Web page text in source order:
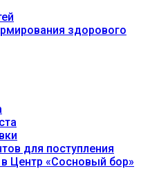
здорового
для поступления
Центр «Сосновый бор»